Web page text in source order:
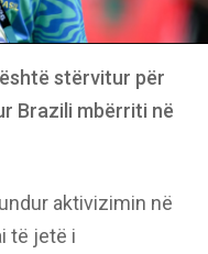
stërvitur për
Brazili mbërriti në
aktivizimin në
të jetë i